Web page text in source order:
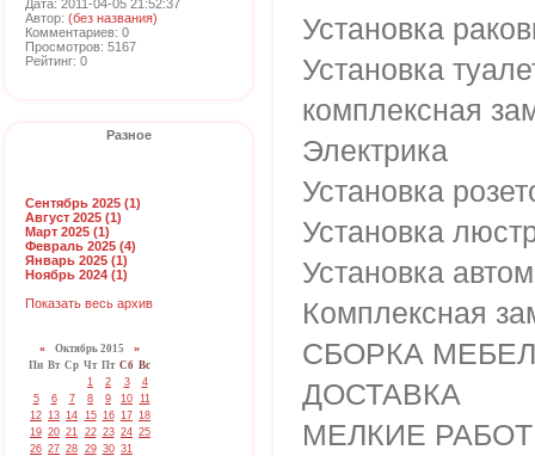
Дата: 2011-04-05 21:52:37
Автор: (без названия)
Комментариев: 0
Просмотров: 5167
Рейтинг: 0
Разное
Сентябрь 2025 (1)
Август 2025 (1)
Март 2025 (1)
Февраль 2025 (4)
Январь 2025 (1)
Ноябрь 2024 (1)
Показать весь архив
« Октябрь 2015 »
Пн Вт Ср Чт Пт Сб Вс
1
2 3
4
5
6 7 8 9 10 11
12 13 14 15 16 17 18
19 20 21 22 23 24 25
26 27 28 29 30 31
Установка
Установка
комплексная
Электрика
Установка
Установка
Установка
Комплексная
СБОРКА
ДОСТАВКА
МЕЛКИЕ